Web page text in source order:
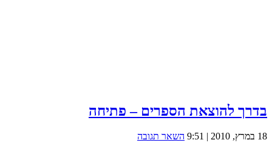
בדרך להוצאת הספרים – פתיחה
18 במרץ, 2010 | 9:51
השאר תגובה